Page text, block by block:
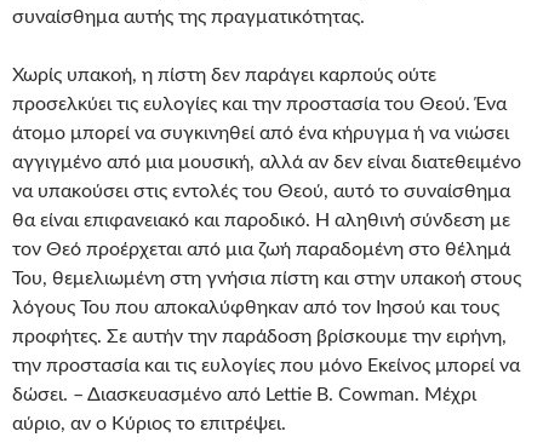
συναίσθημα αυτής της πραγματικότητας.
Χωρίς υπακοή, η πίστη δεν παράγει καρπούς ούτε
προσελκύει τις ευλογίες και την προστασία του Θεού. Ένα
άτομο μπορεί να συγκινηθεί από ένα κήρυγμα ή να νιώσει
αγγιγμένο από μια μουσική, αλλά αν δεν είναι διατεθειμένο
να υπακούσει στις εντολές του Θεού, αυτό το συναίσθημα
θα είναι επιφανειακό και παροδικό. Η αληθινή σύνδεση με
τον Θεό προέρχεται από μια ζωή παραδομένη στο θέλημά
Του, θεμελιωμένη στη γνήσια πίστη και στην υπακοή στους
λόγους Του που αποκαλύφθηκαν από τον Ιησού και τους
προφήτες. Σε αυτήν την παράδοση βρίσκουμε την ειρήνη,
την προστασία και τις ευλογίες που μόνο Εκείνος μπορεί να
δώσει. – Διασκευασμένο από Lettie B. Cowman. Μέχρι
αύριο, αν ο Κύριος το επιτρέψει.